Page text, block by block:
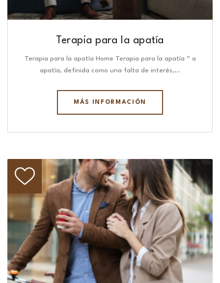
Terapia para la apatía
Terapia para la apatía Home Terapia para la apatía “ a
apatía, definida como una falta de interés,…
MÁS INFORMACIÓN